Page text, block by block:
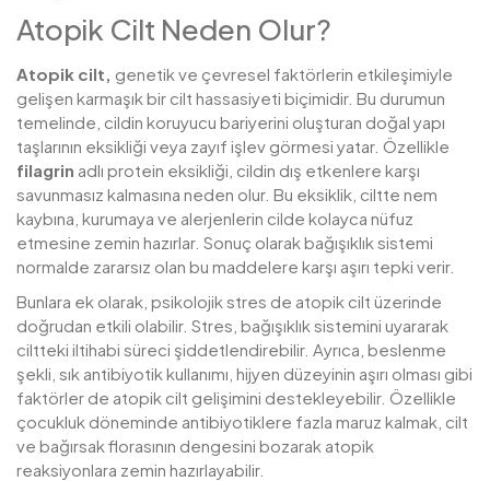
Atopik Cilt Neden Olur?
Atopik cilt, genetik ve çevresel faktörlerin etkileşimiyle
gelişen karmaşık bir cilt hassasiyeti biçimidir. Bu durumun
temelinde, cildin koruyucu bariyerini oluşturan doğal yapı
taşlarının eksikliği veya zayıf işlev görmesi yatar. Özellikle
filagrin adlı protein eksikliği, cildin dış etkenlere karşı
savunmasız kalmasına neden olur. Bu eksiklik, ciltte nem
kaybına, kurumaya ve alerjenlerin cilde kolayca nüfuz
etmesine zemin hazırlar. Sonuç olarak bağışıklık sistemi
normalde zararsız olan bu maddelere karşı aşırı tepki verir.
Bunlara ek olarak, psikolojik stres de atopik cilt üzerinde
doğrudan etkili olabilir. Stres, bağışıklık sistemini uyararak
ciltteki iltihabi süreci şiddetlendirebilir. Ayrıca, beslenme
şekli, sık antibiyotik kullanımı, hijyen düzeyinin aşırı olması gibi
faktörler de atopik cilt gelişimini destekleyebilir. Özellikle
çocukluk döneminde antibiyotiklere fazla maruz kalmak, cilt
ve bağırsak florasının dengesini bozarak atopik
reaksiyonlara zemin hazırlayabilir.